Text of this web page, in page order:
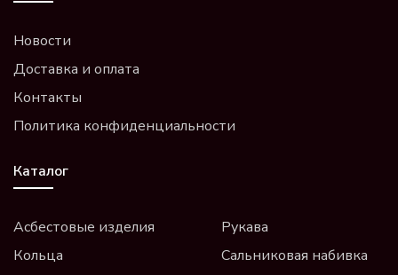
Новости
Доставка и оплата
Контакты
Политика конфиденциальности
Каталог
Асбестовые изделия
Кольца
Рукава
Сальниковая набивка